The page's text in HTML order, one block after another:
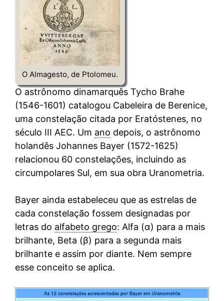
O Almagesto, de Ptolomeu.
O astrônomo dinamarquês Tycho Brahe
(1546-1601) catalogou Cabeleira de Berenice,
uma constelação citada por Eratóstenes, no
século III AEC. Um ano depois, o astrônomo
holandês Johannes Bayer (1572-1625)
relacionou 60 constelações, incluindo as
circumpolares Sul, em sua obra Uranometria.
Bayer ainda estabeleceu que as estrelas de
cada constelação fossem designadas por
letras do alfabeto grego: Alfa (α) para a mais
brilhante, Beta (β) para a segunda mais
brilhante e assim por diante. Nem sempre
esse conceito se aplica.